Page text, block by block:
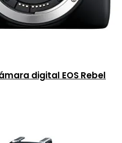
digital EOS Rebel